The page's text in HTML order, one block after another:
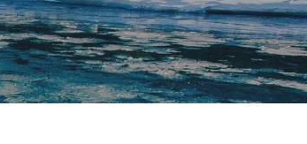
Гостиницы, отели
Коттеджи, базы
Сельские усадьбы
Мотели, придорожные отели